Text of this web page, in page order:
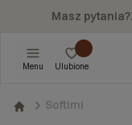
Masz pytania?
Menu Ulubione
Softimi